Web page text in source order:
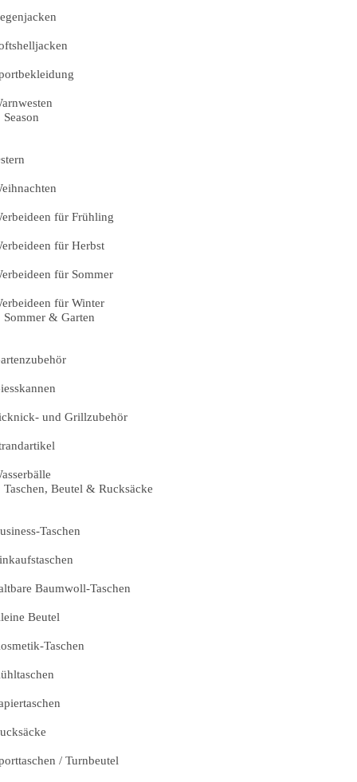
Season
für Frühling
für Herbst
für Sommer
für Winter
Sommer & Garten
und Grillzubehör
Taschen, Beutel & Rucksäcke
Taschen
Baumwoll-Taschen
Beutel
Taschen
/ Turnbeutel